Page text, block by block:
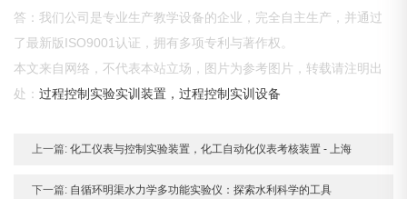
答：我们公司是专业生产教学设备的企业，完全自主生产，并通过
了最新版ISO9001认证，拥有多项专利与著作权。
本文来自网络，不代表本站立场，图片为参考图片，转载请注明出
处：过程控制实验实训装置，过程控制实训设备
上一篇: 化工仪表与控制实验装置，化工自动化仪表考核装置 - 上海
下一篇: 自循环明渠水力学多功能实验仪：探索水利科学的工具